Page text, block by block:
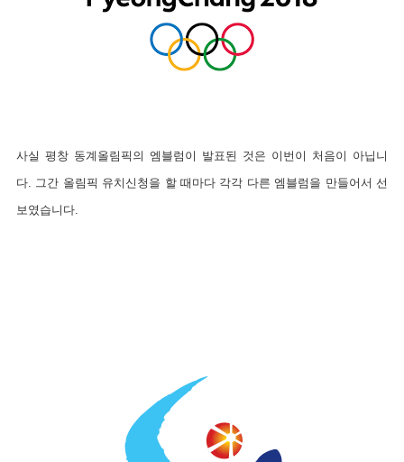
사실 평창 동계올림픽의 엠블럼이 발표된 것은 이번이 처음이 아닙니
다. 그간 올림픽 유치신청을 할 때마다 각각 다른 엠블럼을 만들어서 선
보였습니다.